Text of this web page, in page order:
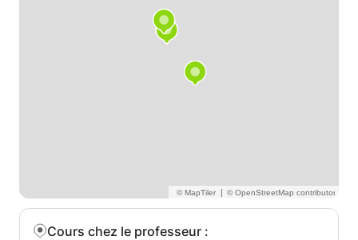
|
Cours chez le professeur :